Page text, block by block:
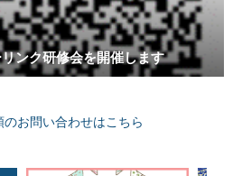
ンク研修会を開催します
のお問い合わせはこちら